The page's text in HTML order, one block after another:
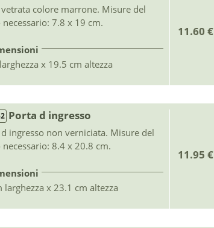
colore marrone. Misure del
7.8 x 19 cm.
x 19.5 cm altezza
11.60 €
Porta d ingresso
ingresso non verniciata. Misure del
8.4 x 20.8 cm.
larghezza x 23.1 cm altezza
11.95 €